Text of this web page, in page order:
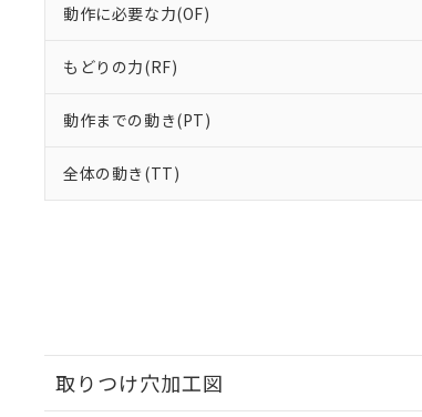
動作に必要な力(OF)
もどりの力(RF)
動作までの動き(PT)
全体の動き(TT)
取りつけ穴加工図